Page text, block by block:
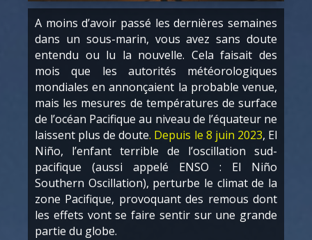
A moins d’avoir passé les dernières semaines
dans un sous-marin, vous avez sans doute
entendu ou lu la nouvelle. Cela faisait des
mois que les autorités météorologiques
mondiales en annonçaient la probable venue,
mais les mesures de températures de surface
de l’océan Pacifique au niveau de l’équateur ne
laissent plus de doute. Depuis le 8 juin 2023, El
Niño, l’enfant terrible de l’oscillation sud-
pacifique (aussi appelé ENSO : El Niño
Southern Oscillation), perturbe le climat de la
zone Pacifique, provoquant des remous dont
les effets vont se faire sentir sur une grande
partie du globe.